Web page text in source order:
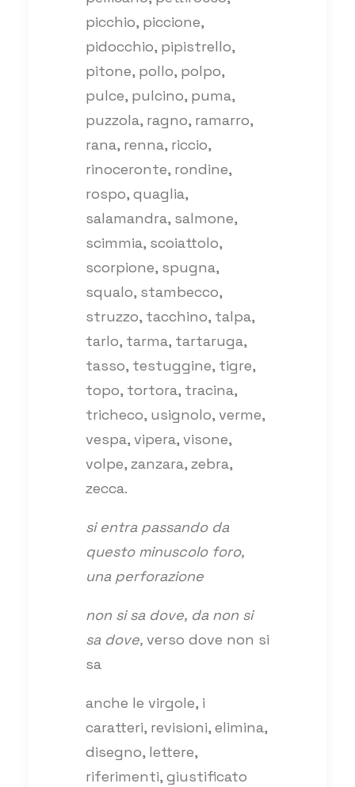
picchio, piccione,
pidocchio, pipistrello,
pitone, pollo, polpo,
pulce, pulcino, puma,
puzzola, ragno, ramarro,
rana, renna, riccio,
rinoceronte, rondine,
rospo, quaglia,
salamandra, salmone,
scimmia, scoiattolo,
scorpione, spugna,
squalo, stambecco,
struzzo, tacchino, talpa,
tarlo, tarma, tartaruga,
tasso, testuggine, tigre,
topo, tortora, tracina,
tricheco, usignolo, verme,
vespa, vipera, visone,
volpe, zanzara, zebra,
zecca.
si entra passando da
questo minuscolo foro,
una perforazione
non si sa dove, da non si
sa dove, verso dove non si
sa
anche le virgole, i
caratteri, revisioni, elimina,
disegno, lettere,
riferimenti, giustificato